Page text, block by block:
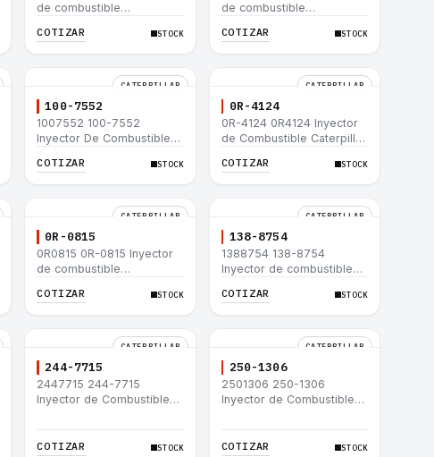
de combustible
3114 3116
COTIZAR STOCK
de combustible
3114 3116
COTIZAR STOCK
CATERPILLAR
100-7552
1007552 100-7552
Inyector De Combustible
330B 160H 12G 12H 140G
COTIZAR STOCK
CATERPILLAR
0R-4124
0R-4124 0R4124 Inyector
de Combustible Caterpillar
140H 12G 160H D6R D6H
COTIZAR STOCK
CATERPILLAR
0R-0815
0R0815 0R-0815 Inyector
de combustible
775D D9R D10R 657E 631E
COTIZAR STOCK
CATERPILLAR
138-8754
1388754 138-8754
Inyector de combustible
775D D9R D10R 657E 631E
COTIZAR STOCK
CATERPILLAR
244-7715
2447715 244-7715
Inyector de Combustible
COTIZAR
STOCK
CATERPILLAR
250-1306
2501306 250-1306
Inyector de Combustible
992G
COTIZAR STOCK